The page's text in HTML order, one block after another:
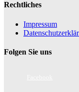
Rechtliches
Impressum
Folgen Sie uns